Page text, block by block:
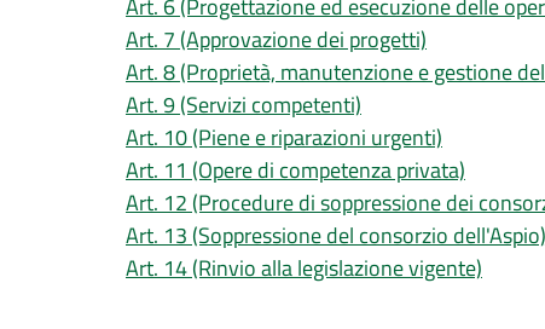
Art. 6 (Progettazione ed esecuzione delle
Art. 7 (Approvazione dei progetti)
Art. 8 (Proprietà, manutenzione e gestione
Art. 9 (Servizi competenti)
Art. 10 (Piene e riparazioni urgenti)
Art. 11 (Opere di competenza privata)
Art. 12 (Procedure di soppressione dei
Art. 13 (Soppressione del consorzio dell'Aspio)
Art. 14 (Rinvio alla legislazione vigente)